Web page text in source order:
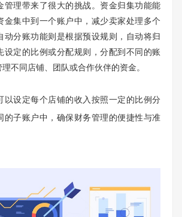
管理带来了很大的挑战。资金归集功能能
金集中到一个账户中，减少卖家处理多个
动分账功能则是根据预设规则，自动将归
设定的比例或分配规则，分配到不同的账
不同店铺、团队或合作伙伴的资金。
设定每个店铺的收入按照一定的比例分
的子账户中，确保财务管理的便捷性与准